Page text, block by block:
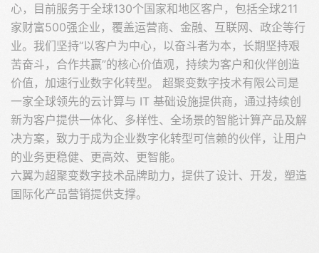
心，目前服务于全球130个国家和地区客户，包括全球211
家财富500强企业，覆盖运营商、金融、互联网、政企等行
业。我们坚持“以客户为中心，以奋斗者为本，长期坚持艰
苦奋斗，合作共赢”的核心价值观，持续为客户和伙伴创造
价值，加速行业数字化转型。 超聚变数字技术有限公司是
一家全球领先的云计算与 IT 基础设施提供商，通过持续创
新为客户提供一体化、多样性、全场景的智能计算产品及解
决方案，致力于成为企业数字化转型可信赖的伙伴，让用户
的业务更稳健、更高效、更智能。
六翼为超聚变数字技术品牌助力，提供了设计、开发，塑造
国际化产品营销提供支撑。